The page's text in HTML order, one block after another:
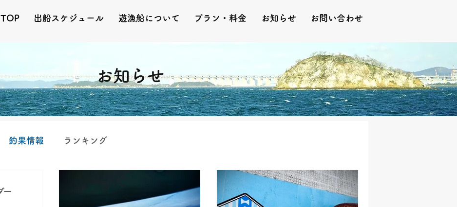
TOP 出船スケジュール 遊漁船について プラン・料金 お知らせ お問い合わせ
お知らせ
釣果情報 ランキング